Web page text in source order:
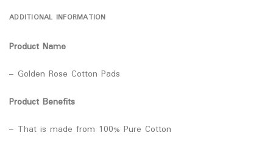
ADDITIONAL INFORMATION
Product Name
– Golden Rose Cotton Pads
Product Benefits
– That is made from 100% Pure Cotton